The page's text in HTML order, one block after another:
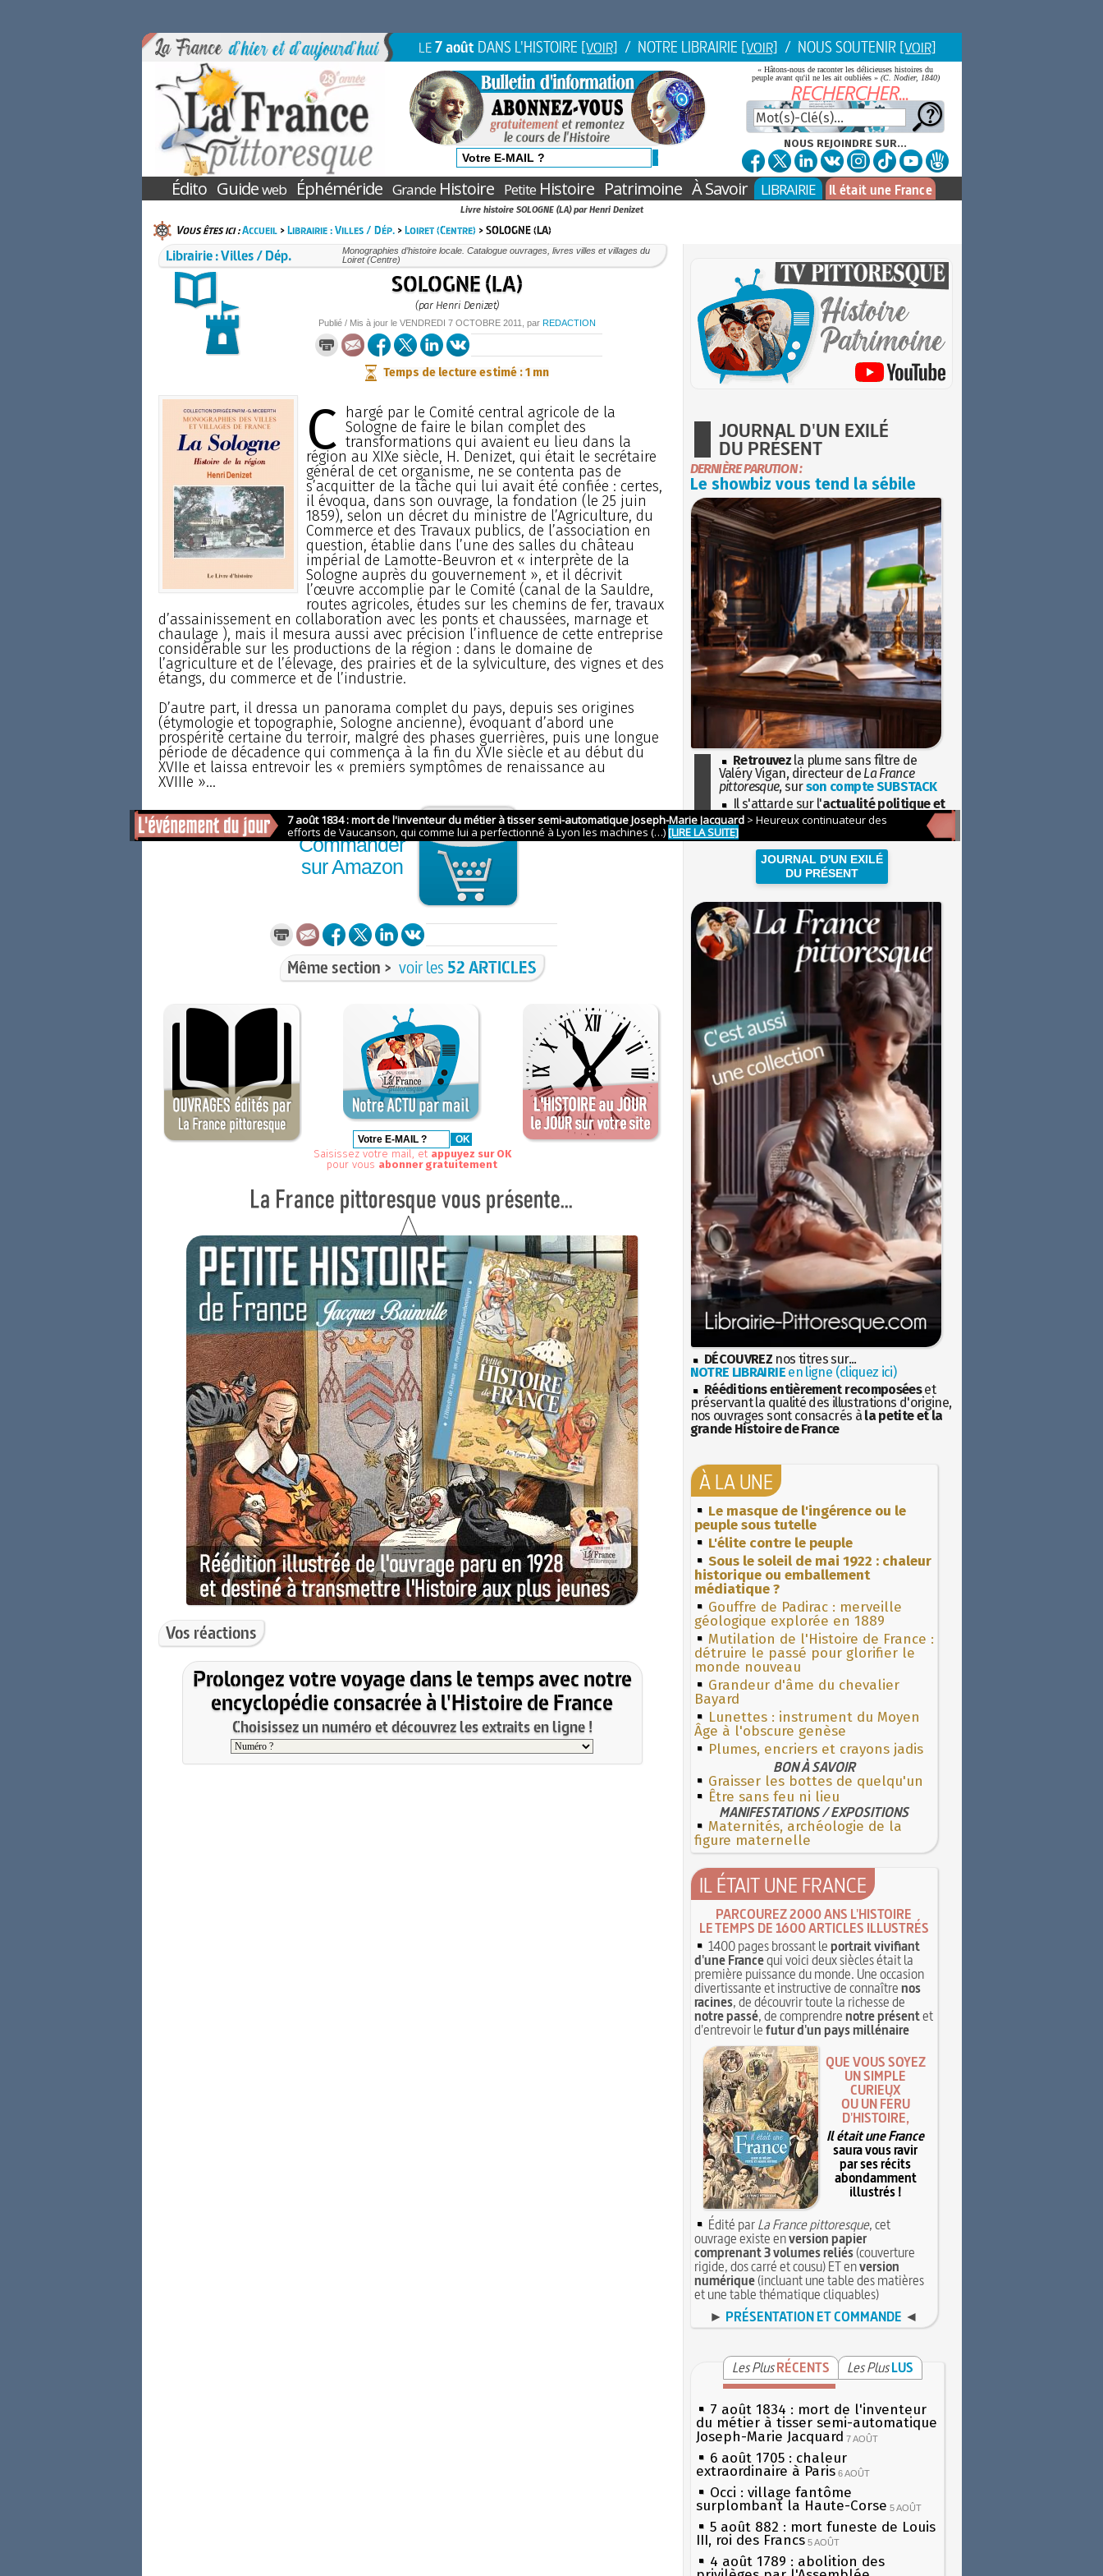
LE7 août DANS L'HISTOIRE [VOIR] / NOTRE LIBRAIRIE [VOIR] / NOUS SOUTENIR [VOIR]
« Hâtons-nous de raconter les délicieuses histoires du
peuple avant qu'il ne les ait oubliées » (C. Nodier, 1840)
NOUS REJOINDRE SUR...
Édito Guideweb Éphéméride GrandeHistoire PetiteHistoire Patrimoine À Savoir LIBRAIRIE Il était une France
Livre histoire SOLOGNE (LA) par Henri Denizet
Vous êtes ici :Accueil>Librairie : Villes / Dép.>Loiret (Centre) > SOLOGNE (LA)
Librairie : Villes / Dép.
Monographies d’histoire locale. Catalogue ouvrages, livres villes et villages du
Loiret (Centre)
SOLOGNE (LA)
(par Henri Denizet)
Publié / Mis à jour le VENDREDI 7 OCTOBRE 2011 , par REDACTION
Temps de lecture estimé : 1 mn
C hargé par le Comité central agricole de la
Sologne de faire le bilan complet des
transformations qui avaient eu lieu dans la
région au XIXe siècle, H. Denizet, qui était le secrétaire
général de cet organisme, ne se contenta pas de
s’acquitter de la tâche qui lui avait été confiée : certes,
il évoqua, dans son ouvrage, la fondation (le 25 juin
1859), selon un décret du ministre de l’Agriculture, du
Commerce et des Travaux publics, de l’association en
question, établie dans l’une des salles du château
impérial de Lamotte-Beuvron et « interprète de la
Sologne auprès du gouvernement », et il décrivit
l’œuvre accomplie par le Comité (canal de la Sauldre,
routes agricoles, études sur les chemins de fer, travaux
d’assainissement en collaboration avec les ponts et chaussées, marnage et
chaulage ), mais il mesura aussi avec précision l’influence de cette entreprise
considérable sur les productions de la région : dans le domaine de
l’agriculture et de l’élevage, des prairies et de la sylviculture, des vignes et des
étangs, du commerce et de l’industrie.
D’autre part, il dressa un panorama complet du pays, depuis ses origines
(étymologie et topographie, Sologne ancienne), évoquant d’abord une
prospérité certaine du terroir, malgré des phases guerrières, puis une longue
période de décadence qui commença à la fin du XVIe siècle et au début du
XVIIe et laissa entrevoir les « premiers symptômes de renaissance au
XVIIIe »...
Commander
sur Amazon
Même section > voir les 52 ARTICLES
Saisissez votre mail, et appuyez sur OK
pour vous abonner gratuitement
Vos réactions
Prolongez votre voyage dans le temps avec notre
encyclopédie consacrée à l'Histoire de France
Choisissez un numéro et découvrez les extraits en ligne !
JOURNAL D'UN EXILÉ
DU PRÉSENT
DERNIÈRE PARUTION :
Le showbiz vous tend la sébile
Retrouvez la plume sans filtre de
Valéry Vigan, directeur de La France
pittoresque, surson compte SUBSTACK
Il s'attarde sur l'actualité politique et
sociétaleavec la hauteur de vue de
l'Histoire
JOURNAL D'UN EXILÉ
DU PRÉSENT
DÉCOUVREZ nos titres sur...
NOTRE LIBRAIRIEen ligne (cliquez ici)
Rééditions entièrement recomposéeset
préservant la qualité des illustrations d'origine,
nos ouvrages sont consacrés à la petite et la
grande Histoire de France
À LA UNE
Le masque de l'ingérence ou le
peuple sous tutelle
L'élite contre le peuple
Sous le soleil de mai 1922 : chaleur
historique ou emballement
médiatique ?
Gouffre de Padirac : merveille
géologique explorée en 1889
Mutilation de l'Histoire de France :
détruire le passé pour glorifier le
monde nouveau
Grandeur d'âme du chevalier
Bayard
Lunettes : instrument du Moyen
Âge à l'obscure genèse
Plumes, encriers et crayons jadis
BON À SAVOIR
Graisser les bottes de quelqu'un
Être sans feu ni lieu
MANIFESTATIONS / EXPOSITIONS
Maternités, archéologie de la
figure maternelle
IL ÉTAIT UNE FRANCE
PARCOUREZ 2000 ANS L'HISTOIRE
LE TEMPS DE 1600 ARTICLES ILLUSTRÉS
1400 pages brossant leportrait vivifiant
d'une Francequi voici deux siècles était la
première puissance du monde. Une occasion
divertissante et instructive de connaîtrenos
racines, de découvrir toute la richesse de
notre passé, de comprendrenotre présentet
d'entrevoir lefutur d'un pays millénaire
QUE VOUS SOYEZ
UN SIMPLE
CURIEUX
OU UN FÉRU
D'HISTOIRE,
Il était une France
saura vous ravir
par ses récits
abondamment
illustrés !
Édité parLa France pittoresque, cet
ouvrage existe enversion papier
comprenant 3 volumes reliés(couverture
rigide, dos carré et cousu) ET enversion
numérique(incluant une table des matières
et une table thématique cliquables)
► PRÉSENTATION ET COMMANDE ◄
Les Plus RÉCENTS Les Plus LUS
7 août 1834 : mort de l'inventeur
du métier à tisser semi-automatique
Joseph-Marie Jacquard 7 AOÛT
6 août 1705 : chaleur
extraordinaire à Paris 6 AOÛT
Occi : village fantôme
surplombant la Haute-Corse 5 AOÛT
5 août 882 : mort funeste de Louis
III, roi des Francs 5 AOÛT
4 août 1789 : abolition des